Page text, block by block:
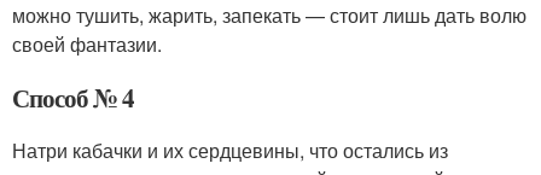
можно тушить, жарить, запекать — стоит лишь дать волю
своей фантазии.
Способ № 4
Натри кабачки и их сердцевины, что остались из